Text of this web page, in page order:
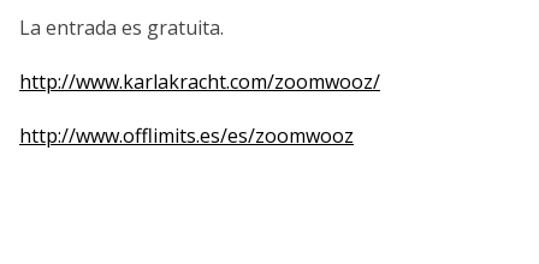
La entrada es gratuita.
http://www.karlakracht.com/zoomwooz/
http://www.offlimits.es/es/zoomwooz